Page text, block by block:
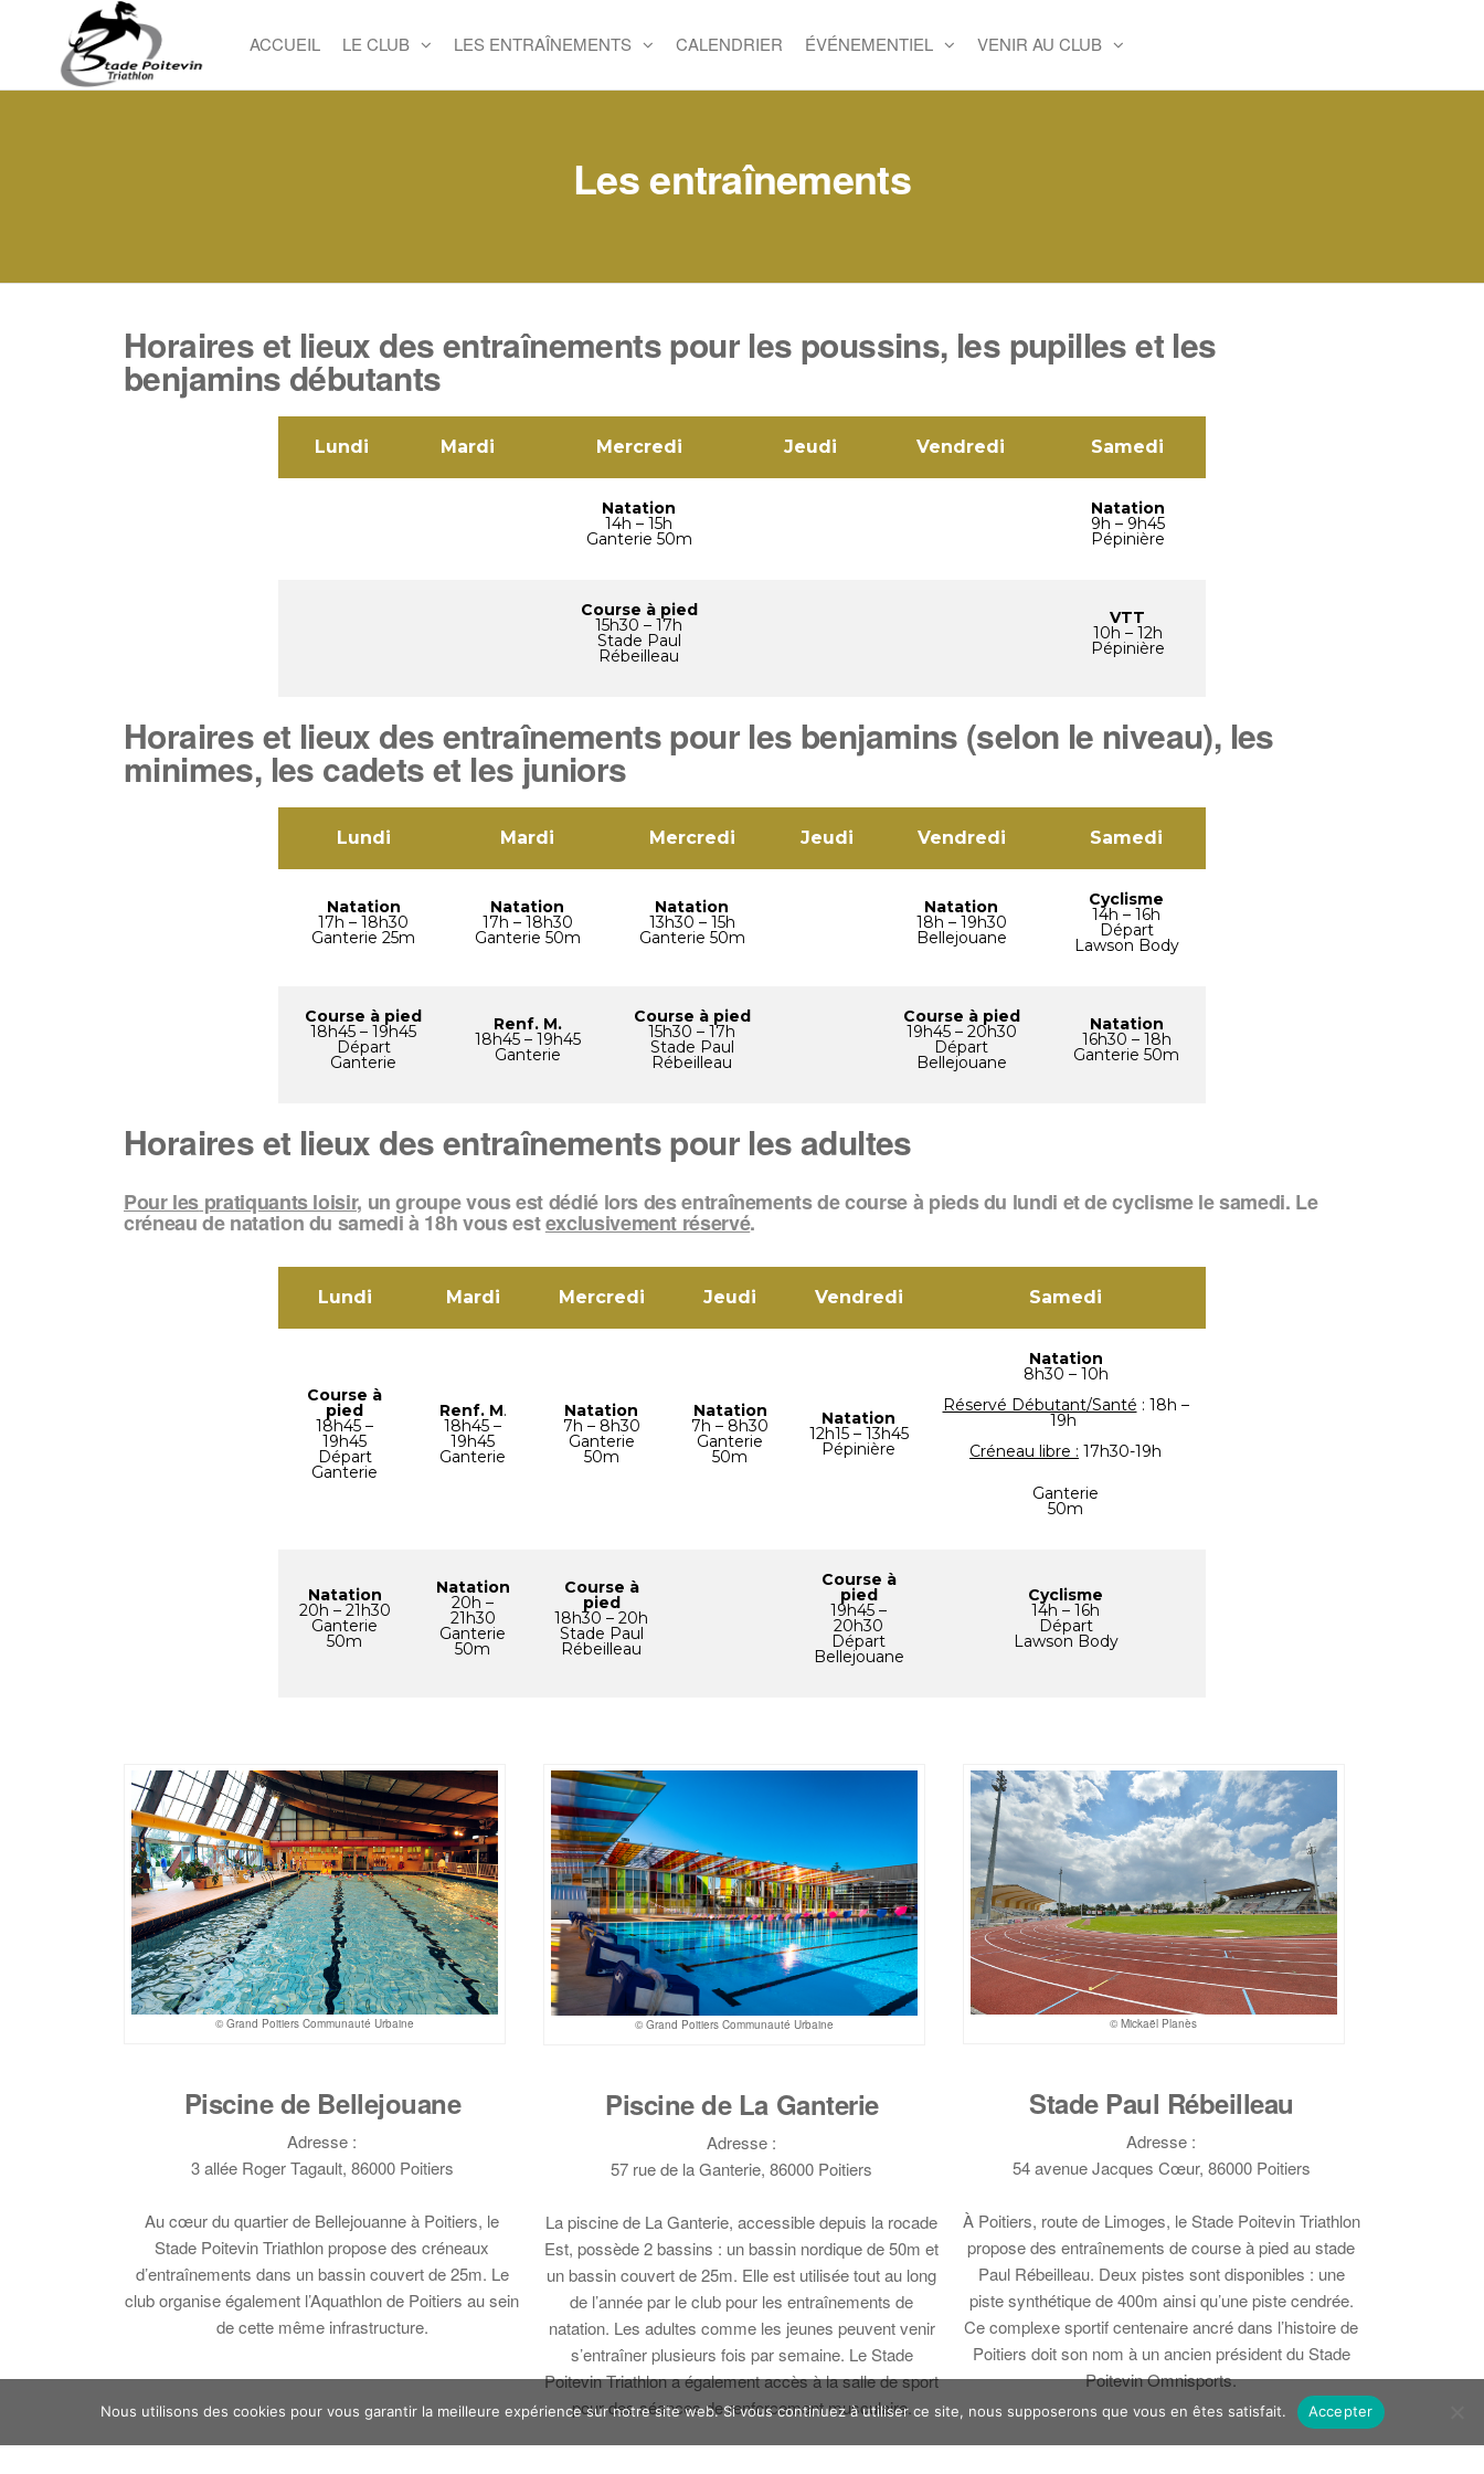
Stade
Poitevin
ACCUEIL LE CLUB LES ENTRAÎNEMENTS CALENDRIER ÉVÉNEMENTIEL VENIR AU CLUB
Les entraînements
Horaires et lieux des entraînements pour les poussins, les pupilles et les
benjamins débutants
Lundi Mardi Mercredi Jeudi Vendredi Samedi
Natation
14h – 15h
Ganterie 50m
Natation
9h – 9h45
Pépinière
Course à pied
15h30 – 17h
Stade Paul
Rébeilleau
VTT
10h – 12h
Pépinière
Horaires et lieux des entraînements pour les benjamins (selon le niveau), les
minimes, les cadets et les juniors
Lundi Mardi Mercredi Jeudi Vendredi Samedi
Natation
17h – 18h30
Ganterie 25m
Natation
17h – 18h30
Ganterie 50m
Natation
13h30 – 15h
Ganterie 50m
Natation
18h – 19h30
Bellejouane
Cyclisme
14h – 16h
Départ
Lawson Body
Course à pied
18h45 – 19h45
Départ
Ganterie
Renf. M.
18h45 – 19h45
Ganterie
Course à pied
15h30 – 17h
Stade Paul
Rébeilleau
Course à pied
19h45 – 20h30
Départ
Bellejouane
Natation
16h30 – 18h
Ganterie 50m
Horaires et lieux des entraînements pour les adultes
Pour les pratiquants loisir, un groupe vous est dédié lors des entraînements de course à pieds du lundi et de cyclisme le samedi. Le
créneau de natation du samedi à 18h vous estexclusivement réservé.
Lundi Mardi Mercredi Jeudi Vendredi Samedi
Course à
pied
18h45 –
19h45
Départ
Ganterie
Renf. M.
18h45 –
19h45
Ganterie
Natation
7h – 8h30
Ganterie
50m
Natation
7h – 8h30
Ganterie
50m
Natation
12h15 – 13h45
Pépinière
Natation
8h30 – 10h
Réservé Débutant/Santé : 18h –
19h
Créneau libre : 17h30-19h
Ganterie
50m
Natation
20h – 21h30
Ganterie
50m
Natation
20h –
21h30
Ganterie
50m
Course à
pied
18h30 – 20h
Stade Paul
Rébeilleau
Course à
pied
19h45 –
20h30
Départ
Bellejouane
Cyclisme
14h – 16h
Départ
Lawson Body
© Grand Poitiers Communauté Urbaine
Piscine de Bellejouane
Adresse :
3 allée Roger Tagault, 86000 Poitiers
Au cœur du quartier de Bellejouanne à Poitiers, le
Stade Poitevin Triathlon propose des créneaux
d’entraînements dans un bassin couvert de 25m. Le
club organise également l’Aquathlon de Poitiers au sein
de cette même infrastructure.
© Grand Poitiers Communauté Urbaine
Piscine de La Ganterie
Adresse :
57 rue de la Ganterie, 86000 Poitiers
La piscine de La Ganterie, accessible depuis la rocade
Est, possède 2 bassins : un bassin nordique de 50m et
un bassin couvert de 25m. Elle est utilisée tout au long
de l’année par le club pour les entraînements de
natation. Les adultes comme les jeunes peuvent venir
s’entraîner plusieurs fois par semaine. Le Stade
Poitevin Triathlon a également accès à la salle de sport
pour des séances de renforcement musculaire.
© Mickaël Planès
Stade Paul Rébeilleau
Adresse :
54 avenue Jacques Cœur, 86000 Poitiers
À Poitiers, route de Limoges, le Stade Poitevin Triathlon
propose des entraînements de course à pied au stade
Paul Rébeilleau. Deux pistes sont disponibles : une
piste synthétique de 400m ainsi qu’une piste cendrée.
Ce complexe sportif centenaire ancré dans l’histoire de
Poitiers doit son nom à un ancien président du Stade
Poitevin Omnisports.
Nous utilisons des cookies pour vous garantir la meilleure expérience sur notre site web. Si vous continuez à utiliser ce site, nous supposerons que vous en êtes satisfait. Accepter